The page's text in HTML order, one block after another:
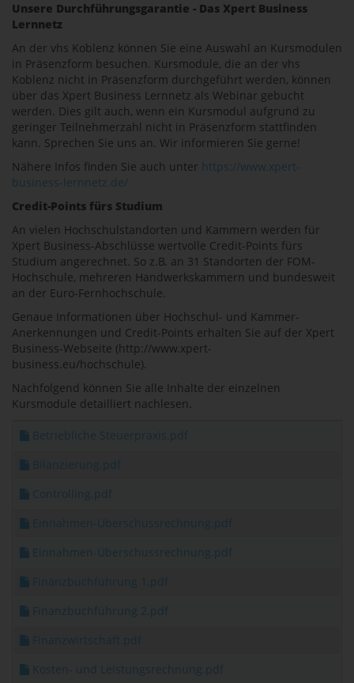
Unsere Durchführungsgarantie - Das Xpert Business
Lernnetz
An der vhs Koblenz können Sie eine Auswahl an Kursmodulen
in Präsenzform besuchen. Kursmodule, die an der vhs
Koblenz nicht in Präsenzform durchgeführt werden, können
über das Xpert Business Lernnetz als Webinar gebucht
werden. Dies gilt auch, wenn ein Kursmodul aufgrund zu
geringer Teilnehmerzahl nicht in Präsenzform stattfinden
kann. Sprechen Sie uns an. Wir informieren Sie gerne!
Nähere Infos finden Sie auch unter https://www.xpert-
business-lernnetz.de/
Credit-Points fürs Studium
An vielen Hochschulstandorten und Kammern werden für
Xpert Business-Abschlüsse wertvolle Credit-Points fürs
Studium angerechnet. So z.B. an 31 Standorten der FOM-
Hochschule, mehreren Handwerkskammern und bundesweit
an der Euro-Fernhochschule.
Genaue Informationen über Hochschul- und Kammer-
Anerkennungen und Credit-Points erhalten Sie auf der Xpert
Business-Webseite (http://www.xpert-
business.eu/hochschule).
Nachfolgend können Sie alle Inhalte der einzelnen
Kursmodule detailliert nachlesen.
Betriebliche Steuerpraxis.pdf
Bilanzierung.pdf
Controlling.pdf
Einnahmen-Überschussrechnung.pdf
Einnahmen-Überschussrechnung.pdf
Finanzbuchführung 1.pdf
Finanzbuchführung 2.pdf
Finanzwirtschaft.pdf
Kosten- und Leistungsrechnung.pdf